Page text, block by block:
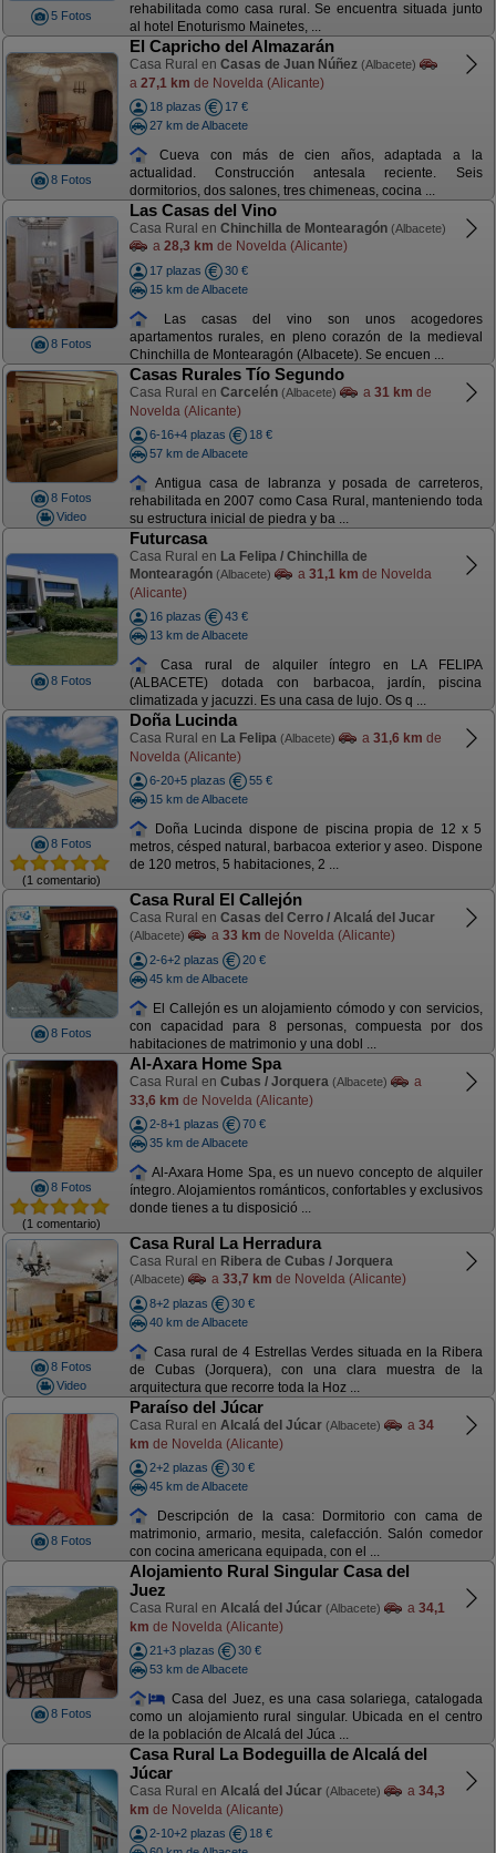
5 Fotos
rehabilitada como casa rural. Se encuentra situada junto
al hotel Enoturismo Mainetes, ...
8 Fotos
El Capricho del Almazarán
Casa Rural en Casas de Juan Núñez (Albacete)
a 27,1 km de Novelda (Alicante)
18 plazas
17 €
27 km de Albacete
Cueva con más de cien años, adaptada a la
actualidad. Construcción antesala reciente. Seis
dormitorios, dos salones, tres chimeneas, cocina ...
8 Fotos
Las Casas del Vino
Casa Rural en Chinchilla de Montearagón (Albacete)
a 28,3 km de Novelda (Alicante)
17 plazas
30 €
15 km de Albacete
Las casas del vino son unos acogedores
apartamentos rurales, en pleno corazón de la medieval
Chinchilla de Montearagón (Albacete). Se encuen ...
8 Fotos
Video
Casas Rurales Tío Segundo
Casa Rural en Carcelén (Albacete) a 31 km de
Novelda (Alicante)
6-16+4 plazas
18 €
57 km de Albacete
Antigua casa de labranza y posada de carreteros,
rehabilitada en 2007 como Casa Rural, manteniendo toda
su estructura inicial de piedra y ba ...
8 Fotos
Futurcasa
Casa Rural en La Felipa / Chinchilla de
Montearagón (Albacete) a 31,1 km de Novelda
(Alicante)
16 plazas
43 €
13 km de Albacete
Casa rural de alquiler íntegro en LA FELIPA
(ALBACETE) dotada con barbacoa, jardín, piscina
climatizada y jacuzzi. Es una casa de lujo. Os q ...
8 Fotos
(1 comentario)
Doña Lucinda
Casa Rural en La Felipa (Albacete) a 31,6 km de
Novelda (Alicante)
6-20+5 plazas
55 €
15 km de Albacete
Doña Lucinda dispone de piscina propia de 12 x 5
metros, césped natural, barbacoa exterior y aseo. Dispone
de 120 metros, 5 habitaciones, 2 ...
8 Fotos
Casa Rural El Callejón
Casa Rural en Casas del Cerro / Alcalá del Jucar
(Albacete) a 33 km de Novelda (Alicante)
2-6+2 plazas
20 €
45 km de Albacete
El Callejón es un alojamiento cómodo y con servicios,
con capacidad para 8 personas, compuesta por dos
habitaciones de matrimonio y una dobl ...
8 Fotos
(1 comentario)
Al-Axara Home Spa
Casa Rural en Cubas / Jorquera (Albacete)
a
33,6 km de Novelda (Alicante)
2-8+1 plazas
70 €
35 km de Albacete
Al-Axara Home Spa, es un nuevo concepto de alquiler
íntegro. Alojamientos románticos, confortables y exclusivos
donde tienes a tu disposició ...
8 Fotos
Video
Casa Rural La Herradura
Casa Rural en Ribera de Cubas / Jorquera
(Albacete) a 33,7 km de Novelda (Alicante)
8+2 plazas
30 €
40 km de Albacete
Casa rural de 4 Estrellas Verdes situada en la Ribera
de Cubas (Jorquera), con una clara muestra de la
arquitectura que recorre toda la Hoz ...
8 Fotos
Paraíso del Júcar
Casa Rural en Alcalá del Júcar (Albacete) a 34
km de Novelda (Alicante)
2+2 plazas
30 €
45 km de Albacete
Descripción de la casa: Dormitorio con cama de
matrimonio, armario, mesita, calefacción. Salón comedor
con cocina americana equipada, con el ...
8 Fotos
Alojamiento Rural Singular Casa del
Juez
Casa Rural en Alcalá del Júcar (Albacete) a 34,1
km de Novelda (Alicante)
21+3 plazas
30 €
53 km de Albacete
Casa del Juez, es una casa solariega, catalogada
como un alojamiento rural singular. Ubicada en el centro
de la población de Alcalá del Júca ...
Casa Rural La Bodeguilla de Alcalá del
Júcar
Casa Rural en Alcalá del Júcar (Albacete) a 34,3
km de Novelda (Alicante)
2-10+2 plazas
18 €